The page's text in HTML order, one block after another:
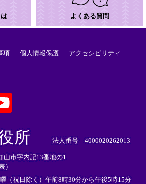
よくある質問
項 個人情報保護 アクセシビリティ
所 法人番号 4000020262013
市字内記13番地の1
）
（祝日除く）午前8時30分から午後5時15分